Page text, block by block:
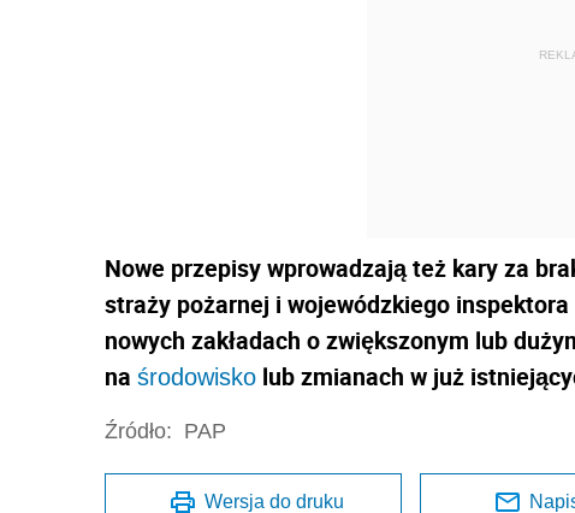
Nowe przepisy wprowadzają też kary za
straży pożarnej i wojewódzkiego
nowych zakładach o zwiększonym lub
na środowisko lub zmianach w już
Źródło: PAP
Wersja do druku